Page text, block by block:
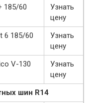
185/60
Узнать
цену
6 185/60
Узнать
цену
V-130
Узнать
цену
шин R14